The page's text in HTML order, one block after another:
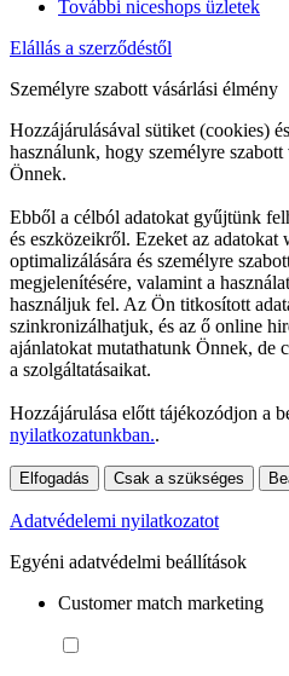
További niceshops üzletek
Elállás a szerződéstől
Személyre szabott vásárlási élmény
Hozzájárulásával sütiket (cookies)
használunk, hogy személyre
Önnek.
Ebből a célból adatokat gyűjtünk
és eszközeikről. Ezeket az
optimalizálására és személyre
megjelenítésére, valamint a
használjuk fel. Az Ön titkosított
szinkronizálhatjuk, és az ő online
ajánlatokat mutathatunk Önnek, de
a szolgáltatásaikat.
Hozzájárulása előtt tájékozódjon a
nyilatkozatunkban..
Elfogadás Csak a szükséges
Adatvédelemi nyilatkozatot
Egyéni adatvédelmi beállítások
Customer match marketing